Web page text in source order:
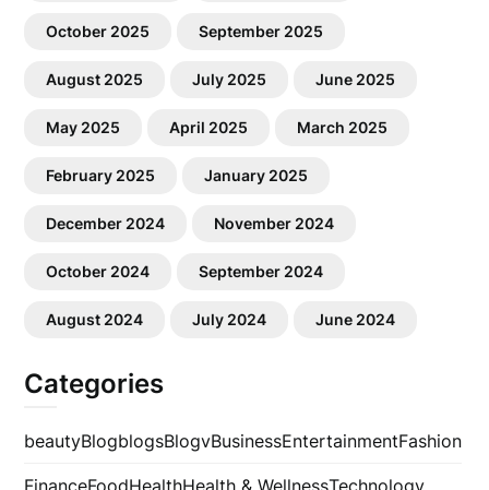
October 2025 September 2025
August 2025 July 2025 June 2025
May 2025 April 2025 March 2025
February 2025 January 2025
December 2024 November 2024
October 2024 September 2024
August 2024 July 2024 June 2024
Categories
beautyBlogblogsBlogvBusinessEntertainmentFashion
FinanceFoodHealthHealth & WellnessTechnology